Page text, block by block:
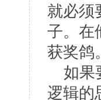
就必须
子。在
获奖鸽。
如果
逻辑的